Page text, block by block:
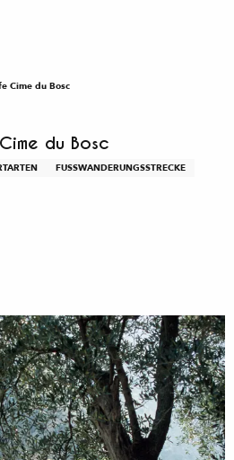
Cime du Bosc
du Bosc
FUSSWANDERUNGSSTRECKE